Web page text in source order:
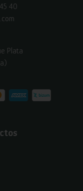
40
Plata